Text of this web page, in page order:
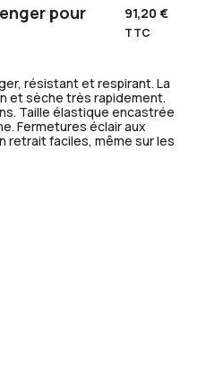
pour
91,20 €
TTC
résistant et respirant. La
et sèche très rapidement.
Taille élastique encastrée
Fermetures éclair aux
retrait faciles, même sur les